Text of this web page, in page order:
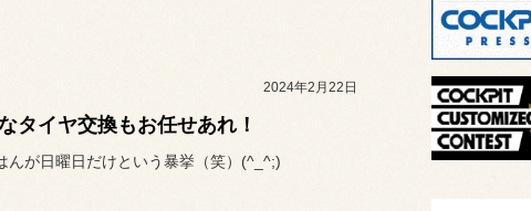
2024年2月22日
タイヤ交換もお任せあれ！
んが日曜日だけという暴挙（笑）(^_^;)